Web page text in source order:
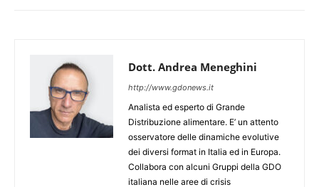
Dott. Andrea Meneghini
http://www.gdonews.it
Analista ed esperto di Grande
Distribuzione alimentare. E’ un attento
osservatore delle dinamiche evolutive
dei diversi format in Italia ed in Europa.
Collabora con alcuni Gruppi della GDO
italiana nelle aree di crisis